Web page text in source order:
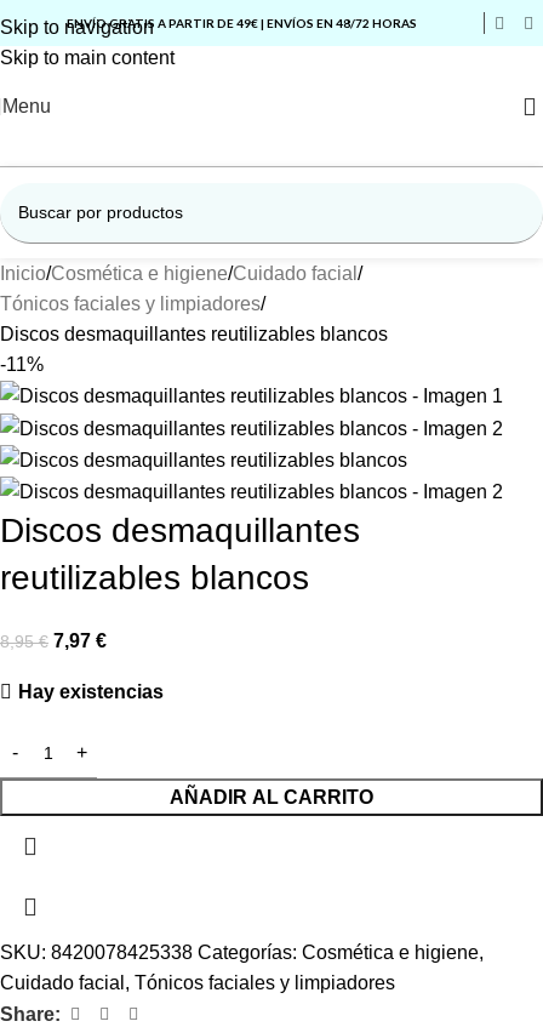
Skip to navigation
Skip to main content
ENVÍO GRATIS A PARTIR DE 49€ | ENVÍOS EN 48/72 HORAS
Menu
Inicio Cosmética e higiene Cuidado facial
Tónicos faciales y limpiadores
Discos desmaquillantes reutilizables blancos
-11%
Discos desmaquillantes
reutilizables blancos
8,95€ 7,97 €
Hay existencias
AÑADIR AL CARRITO
SKU: 8420078425338 Categorías: Cosmética e higiene,
Cuidado facial , Tónicos faciales y limpiadores
Share: